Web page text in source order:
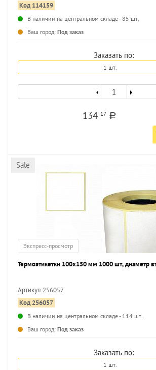
Код 114159
В наличии на центральном складе - 85 шт.
Ваш город: Под заказ
Заказать по:
1 шт.
134 17 a
Sale
Экспресс-просмотр
Термоэтикетки 100х150 мм 1000 шт, диаметр
Артикул 256057
Код 256057
В наличии на центральном складе - 114 шт.
Ваш город: Под заказ
Заказать по:
1 шт.